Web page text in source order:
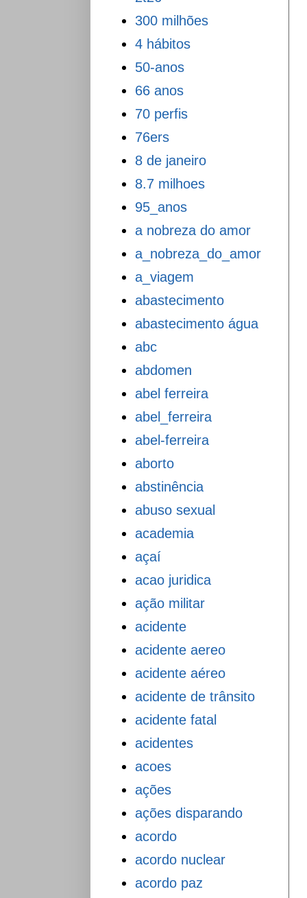
300 milhões
4 hábitos
50-anos
66 anos
70 perfis
76ers
8 de janeiro
8.7 milhoes
95_anos
a nobreza do amor
a_nobreza_do_amor
a_viagem
abastecimento
abastecimento água
abc
abdomen
abel ferreira
abel_ferreira
abel-ferreira
aborto
abstinência
abuso sexual
academia
açaí
acao juridica
ação militar
acidente
acidente aereo
acidente aéreo
acidente de trânsito
acidente fatal
acidentes
acoes
ações
ações disparando
acordo
acordo nuclear
acordo paz